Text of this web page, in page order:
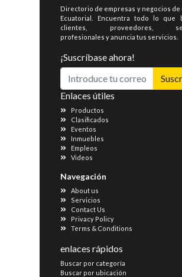
Directorio de empresas y negocios de
Ecuatorial. Encuentra todo lo que
clientes, proveedores,
profesionales y anuncia tus servicios.
¡Suscríbase ahora!
Enlaces útiles
Productos
Clasificados
Eventos
Inmuebles
Empleos
Videos
Navegación
About us
Servicios
Contact Us
Privacy Policy
Terms & Conditions
enlaces rápidos
Buscar por categoría
Buscar por ubicación